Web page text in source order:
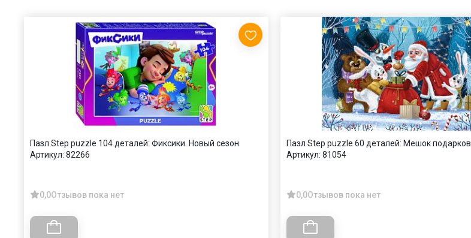
Пазл Step puzzle 104 деталей: Фиксики. Новый сезон
Артикул: 82266
0,0Отзывов пока нет
Пазл Step puzzle 60 деталей: Мешок подарков
Артикул: 81054
0,0Отзывов пока нет